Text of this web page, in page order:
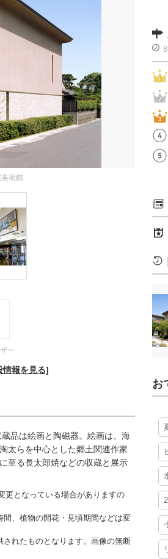
術館
ー
情報を見る]
品は絵画と陶磁器。絵画は、海
太らを中心とした郷土関連作家
至る長太郎焼などの収蔵と展示
更となっている場合がありますの
、植物の開花・見頃期間などは変
れたものとなります。画像の無断
お